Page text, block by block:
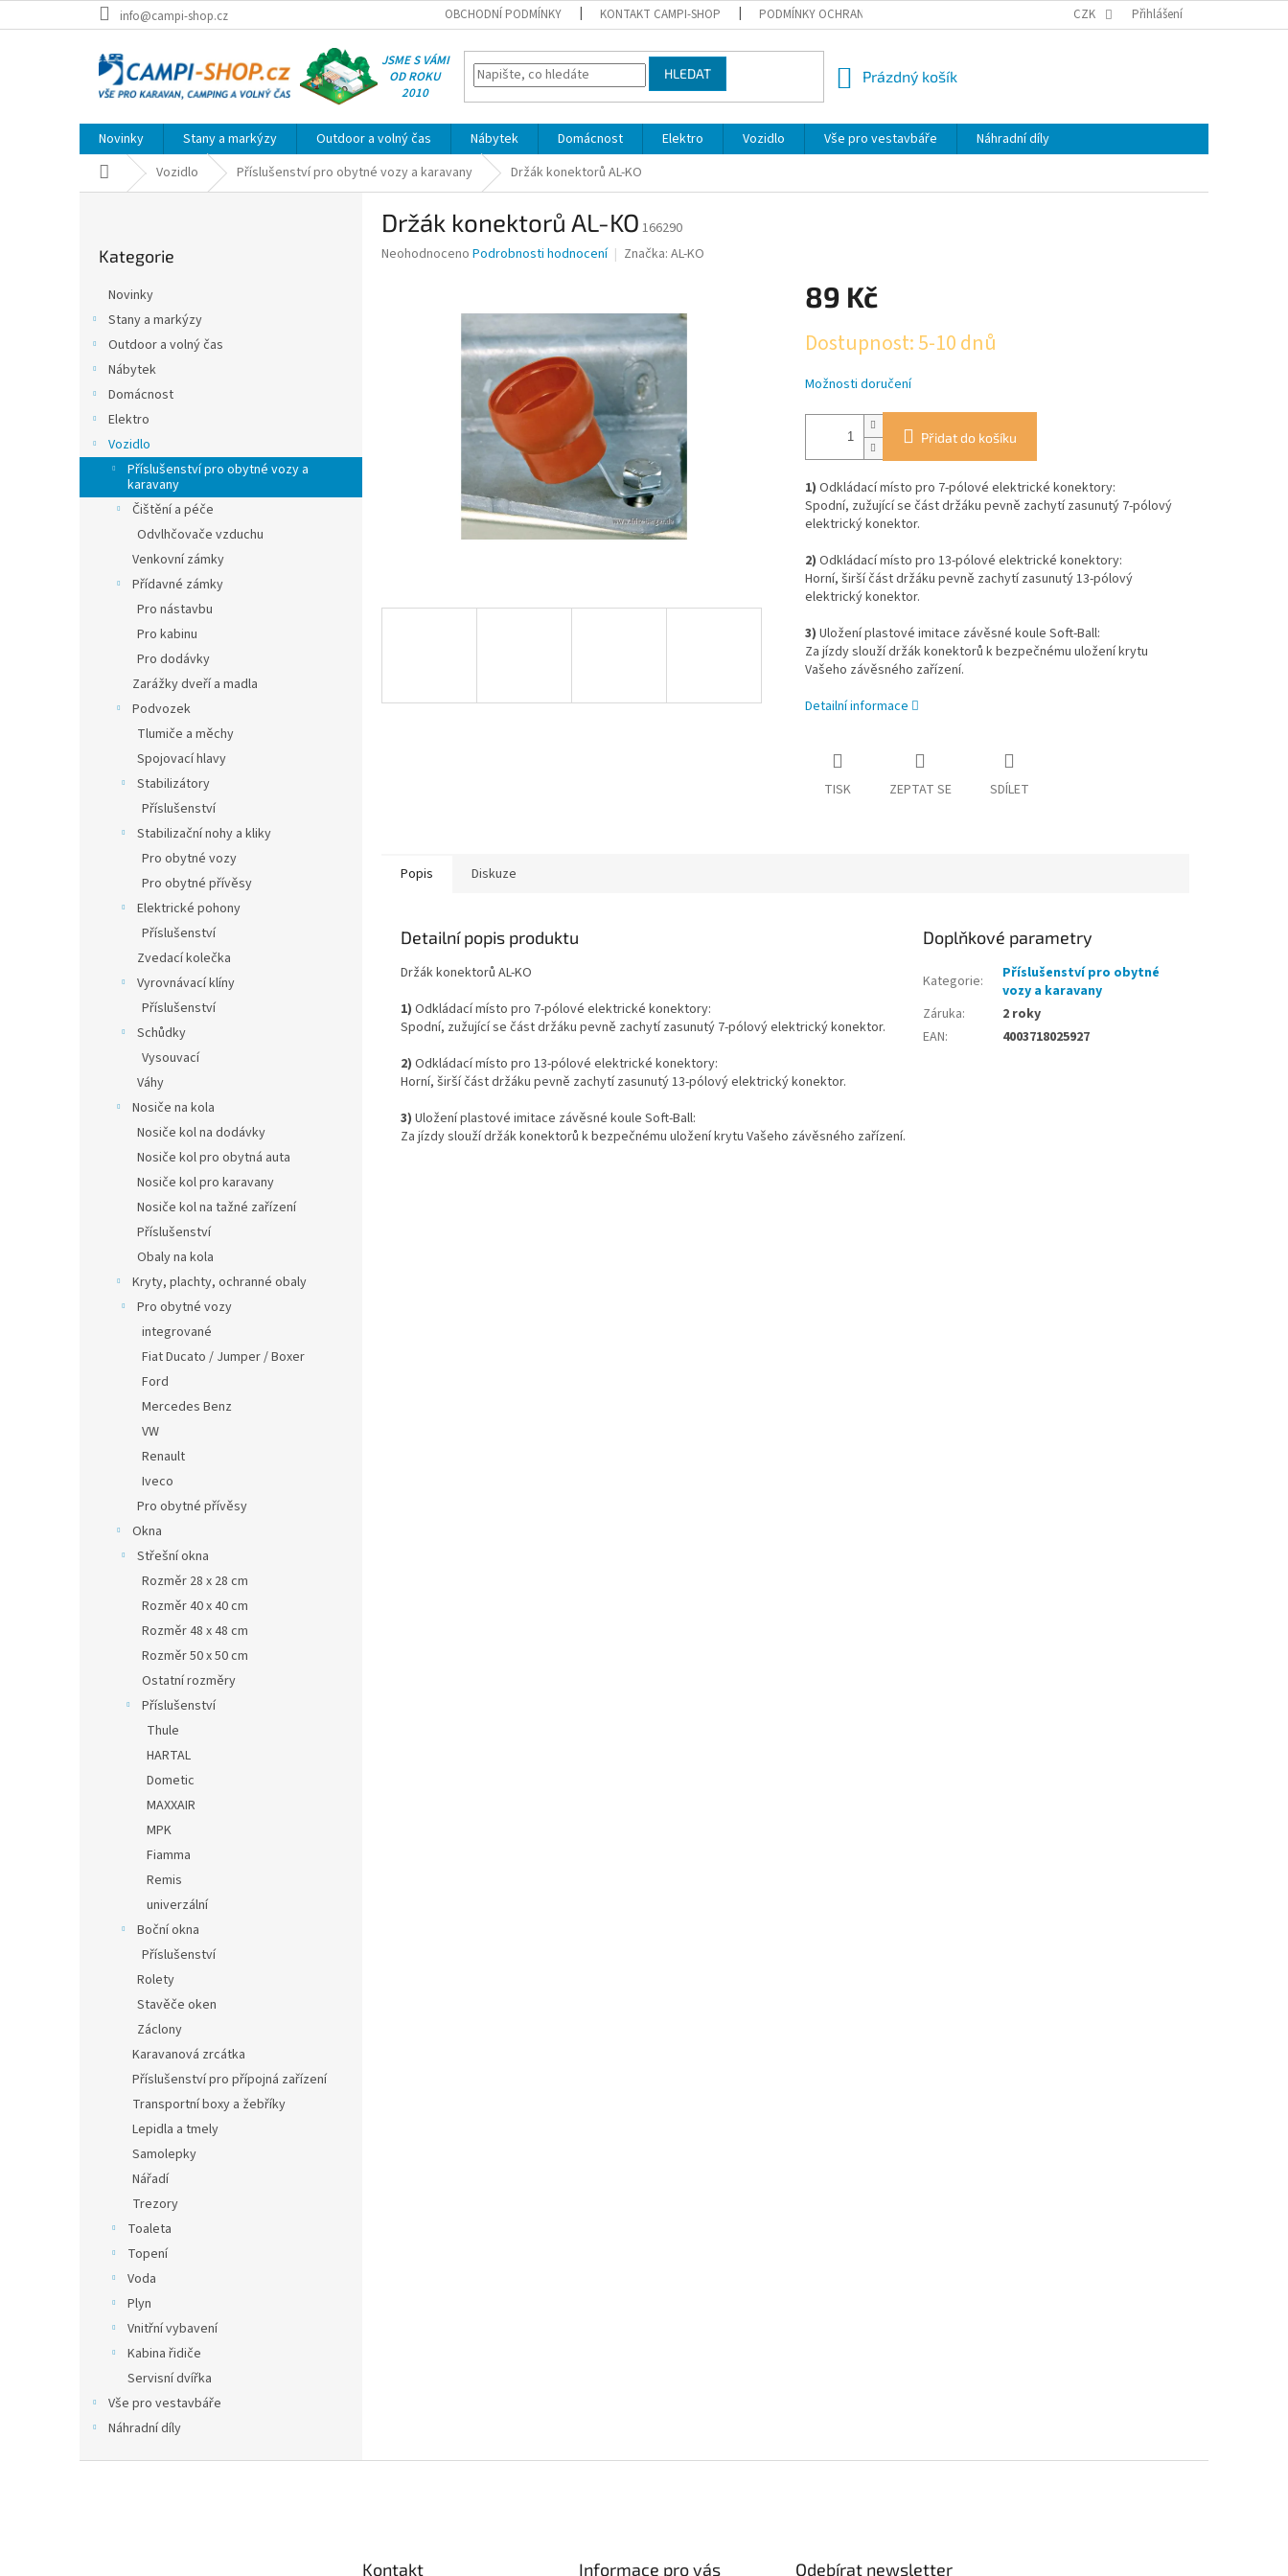
na
info@campi-shop.cz OBCHODNÍ PODMÍNKY KONTAKT CAMPI-SHOP PODMÍNKY OCHRANY OSOBNÍCH ÚDAJŮ REKLAMACE
CZK Přihlášení
JSME S VÁMI
OD ROKU
2010
HLEDAT
NÁKUPNÍ
Prázdný košík
Novinky Stany a markýzy Outdoor a volný čas Nábytek Domácnost Elektro Vozidlo Vše pro vestavbáře
Náhradní díly
Domů Vozidlo Příslušenství pro obytné vozy a karavany Držák konektorů AL-KO
e
kategorie
Kategorie
Novinky
Stany a markýzy
Outdoor a volný čas
Nábytek
Domácnost
Elektro
Vozidlo
Příslušenství pro obytné vozy a
karavany
Čištění a péče
Odvlhčovače vzduchu
Venkovní zámky
Přídavné zámky
Pro nástavbu
Pro kabinu
Pro dodávky
Zarážky dveří a madla
Podvozek
Tlumiče a měchy
Spojovací hlavy
Stabilizátory
Příslušenství
Stabilizační nohy a kliky
Pro obytné vozy
Pro obytné přívěsy
Elektrické pohony
Příslušenství
Zvedací kolečka
Vyrovnávací klíny
Příslušenství
Schůdky
Vysouvací
Váhy
Nosiče na kola
Nosiče kol na dodávky
Nosiče kol pro obytná auta
Nosiče kol pro karavany
Nosiče kol na tažné zařízení
Příslušenství
Obaly na kola
Kryty, plachty, ochranné obaly
Pro obytné vozy
integrované
Fiat Ducato / Jumper / Boxer
Ford
Mercedes Benz
VW
Renault
Iveco
Pro obytné přívěsy
Okna
Střešní okna
Rozměr 28 x 28 cm
Rozměr 40 x 40 cm
Rozměr 48 x 48 cm
Rozměr 50 x 50 cm
Ostatní rozměry
Příslušenství
Thule
HARTAL
Dometic
MAXXAIR
MPK
Fiamma
Remis
univerzální
Boční okna
Příslušenství
Rolety
Stavěče oken
Záclony
Karavanová zrcátka
Příslušenství pro přípojná zařízení
Transportní boxy a žebříky
Lepidla a tmely
Samolepky
Nářadí
Trezory
Toaleta
Topení
Voda
Plyn
Vnitřní vybavení
Kabina řidiče
Servisní dvířka
Vše pro vestavbáře
Náhradní díly
Držák konektorů AL-KO 166290
Průměrné
Neohodnoceno Podrobnosti hodnocení Značka: AL-KO
89 Kč
cena:
Dostupnost: 5-10 dnů
Možnosti doručení
Přidat do košíku
1) Odkládací místo pro 7-pólové elektrické konektory:
Spodní, zužující se část držáku pevně zachytí zasunutý 7-pólový
elektrický konektor.
2) Odkládací místo pro 13-pólové elektrické konektory:
Horní, širší část držáku pevně zachytí zasunutý 13-pólový
elektrický konektor.
3) Uložení plastové imitace závěsné koule Soft-Ball:
Za jízdy slouží držák konektorů k bezpečnému uložení krytu
Vašeho závěsného zařízení.
Detailní informace
TISK ZEPTAT SE SDÍLET
Popis Diskuze
Detailní popis produktu
Držák konektorů AL-KO
1) Odkládací místo pro 7-pólové elektrické konektory:
Spodní, zužující se část držáku pevně zachytí zasunutý 7-pólový elektrický konektor.
2) Odkládací místo pro 13-pólové elektrické konektory:
Horní, širší část držáku pevně zachytí zasunutý 13-pólový elektrický konektor.
3) Uložení plastové imitace závěsné koule Soft-Ball:
Za jízdy slouží držák konektorů k bezpečnému uložení krytu Vašeho závěsného zařízení.
Doplňkové parametry
Kategorie:
Příslušenství pro obytné
vozy a karavany
Záruka:
2 roky
EAN: 4003718025927
Kontakt Informace pro vás Odebírat newsletter